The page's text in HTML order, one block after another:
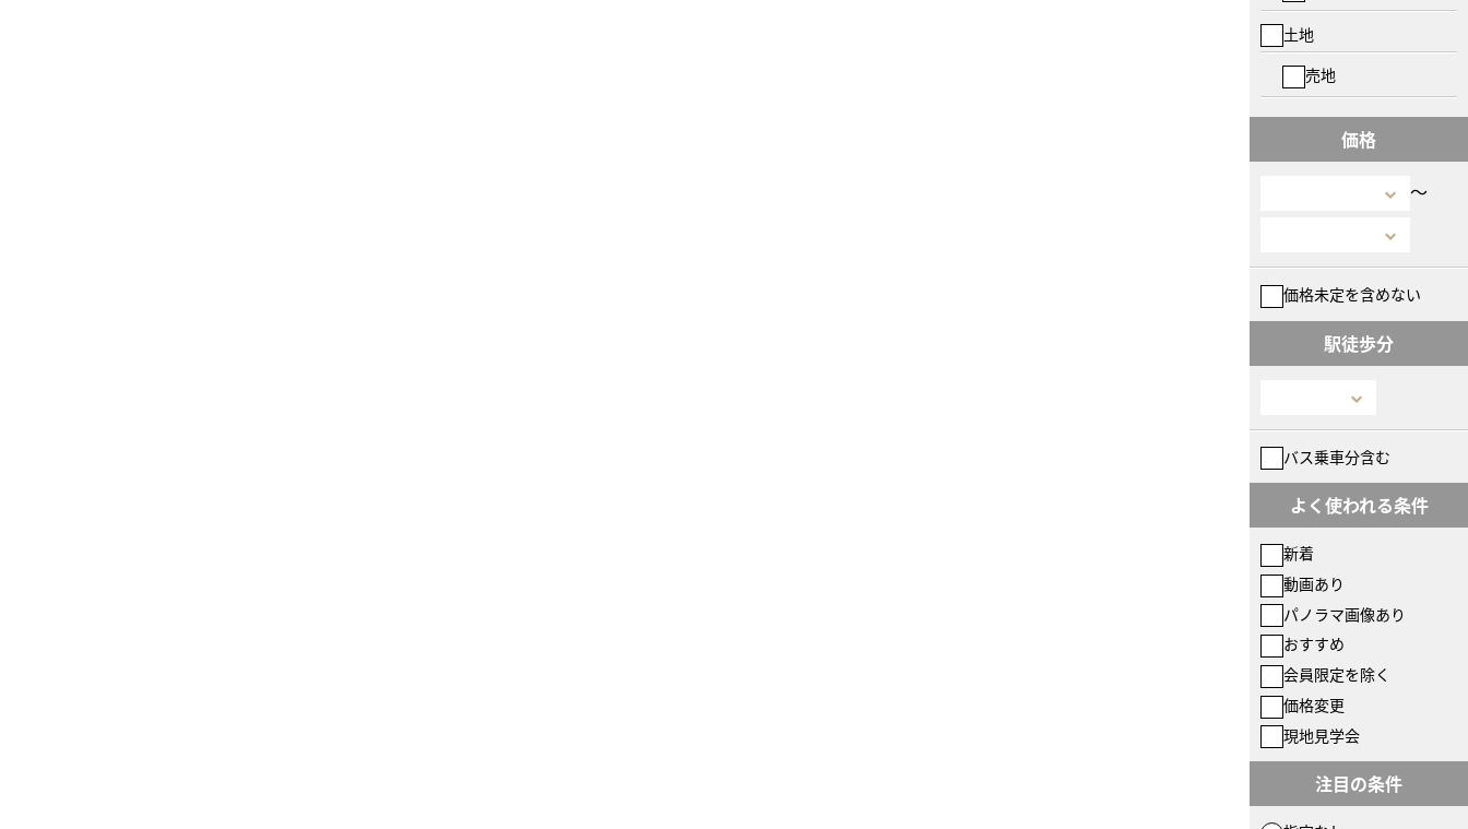
土地
売地
価格
〜
価格未定を含めない
駅徒歩分
バス乗車分含む
よく使われる条件
新着
動画あり
パノラマ画像あり
おすすめ
会員限定を除く
価格変更
現地見学会
注目の条件